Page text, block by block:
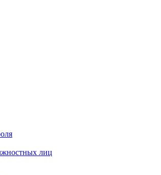
лиц